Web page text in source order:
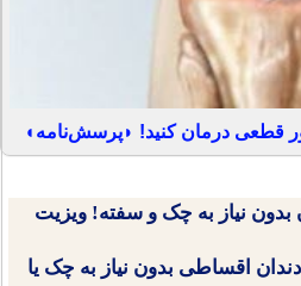
قطعی درمان کنید! ◗پرسش‌نامه◖
بدون نیاز به چک و سفته! ویزیت
دندان اقساطی بدون نیاز به چک یا